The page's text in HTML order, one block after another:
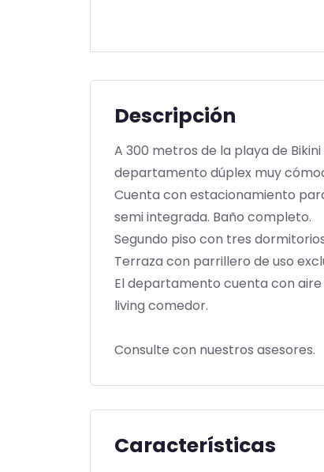
Descripción
A 300 metros de la playa de
departamento dúplex muy
Cuenta con estacionamiento
semi integrada. Baño completo.
Segundo piso con tres
Terraza con parrillero de uso
El departamento cuenta con
living comedor.
Consulte con nuestros asesores.
Características